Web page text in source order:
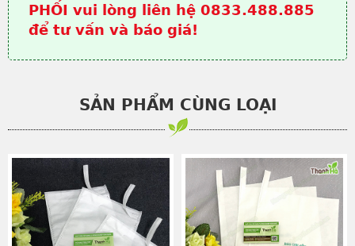
PHỐI vui lòng liên hệ 0833.488.885
để tư vấn và báo giá!
SẢN PHẨM CÙNG LOẠI